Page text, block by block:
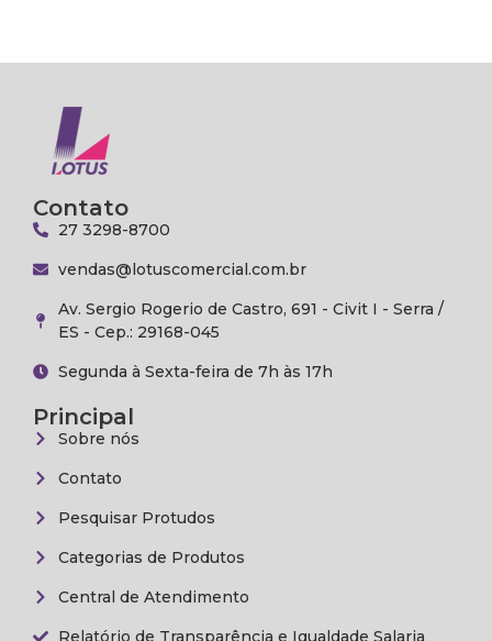
Contato
27 3298-8700
vendas@lotuscomercial.com.br
Av. Sergio Rogerio de Castro, 691 - Civit I - Serra /
ES - Cep.: 29168-045
Segunda à Sexta-feira de 7h às 17h
Principal
Sobre nós
Contato
Pesquisar Protudos
Categorias de Produtos
Central de Atendimento
Relatório de Transparência e Igualdade Salaria